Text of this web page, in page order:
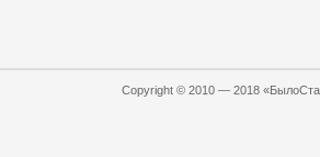
Copyright © 2010 — 2018